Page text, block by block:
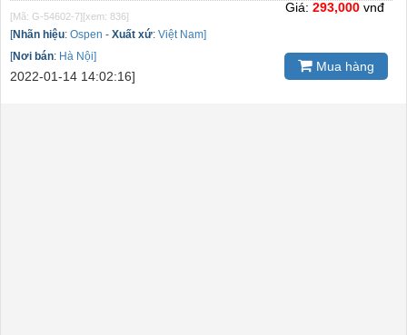
[Mã: G-54602-7][xem: 836]
[Nhãn hiệu: Ospen - Xuất xứ: Việt Nam]
[Nơi bán: Hà Nội]
2022-01-14 14:02:16]
Giá: 293,000 vnđ
Mua hàng